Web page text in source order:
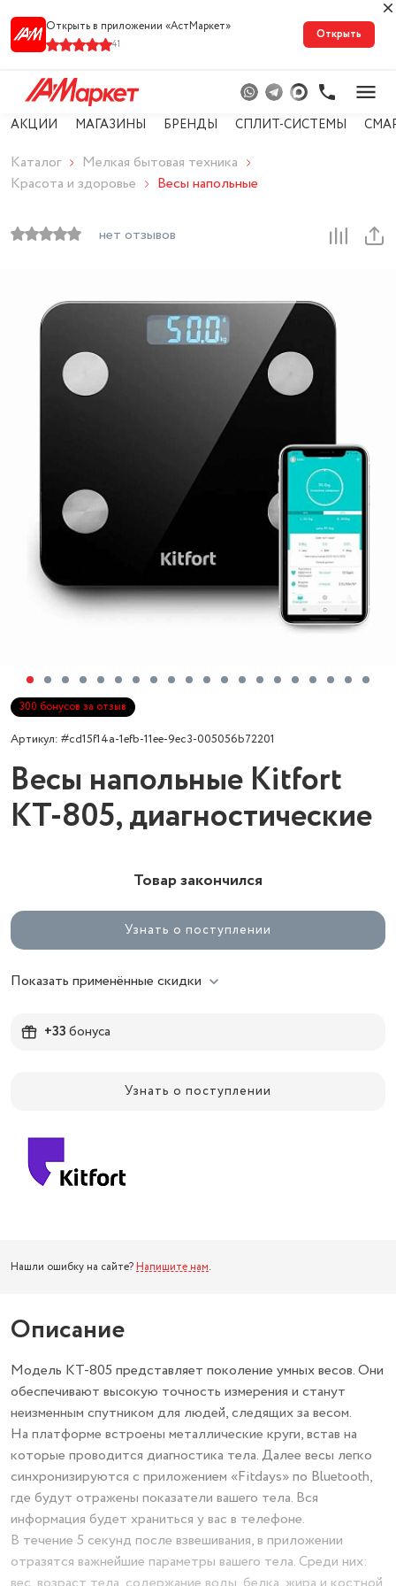
Открыть в приложении «АстМарке‪т‬»
41
Открыть
АКЦИИ МАГАЗИНЫ БРЕНДЫ СПЛИТ-СИСТЕМЫ
Каталог
Мелкая бытовая техника
Красота и здоровье
Весы напольные
нет отзывов
300 бонусов за отзыв
Артикул: #cd15f14a-1efb-11ee-9ec3-005056b72201
Весы напольные Kitfort
КТ-805, диагностические
Товар закончился
Узнать о поступлении
Показать применённые скидки
+33бонуса
Узнать о поступлении
Нашли ошибку на сайте? Напишите нам.
Описание
Модель КТ-805 представляет поколение умных весов. Они
обеспечивают высокую точность измерения и станут
неизменным спутником для людей, следящих за весом.
На платформе встроены металлические круги, встав на
которые проводится диагностика тела. Далее весы легко
синхронизируются с приложением «Fitdays» по Bluetooth,
где будут отражены показатели вашего тела. Вся
информация будет храниться у вас в телефоне.
В течение 5 секунд после взвешивания, в приложении
отразятся важнейшие параметры вашего тела. Среди них: